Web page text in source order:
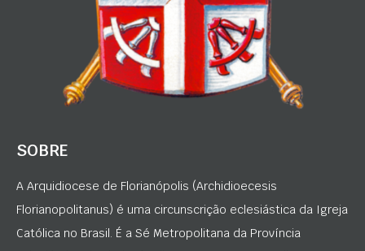
SOBRE
A Arquidiocese de Florianópolis (Archidioecesis
Florianopolitanus) é uma circunscrição eclesiástica da Igreja
Católica no Brasil. É a Sé Metropolitana da Província